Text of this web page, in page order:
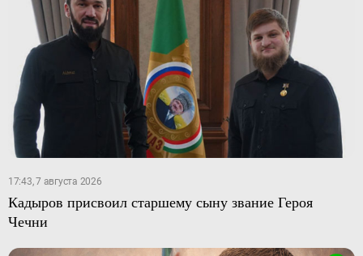
17:43, 7 августа 2026
Кадыров присвоил старшему сыну звание Героя
Чечни